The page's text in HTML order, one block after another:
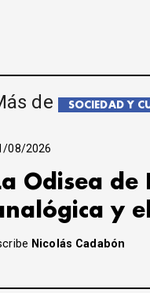
de SOCIEDAD Y
08/2026
Odisea
y
Nicolás Cadabón